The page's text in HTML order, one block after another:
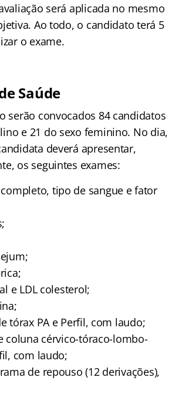
será aplicada no mesmo
Ao todo, o candidato terá 5
o exame.
Saúde
serão convocados 84 candidatos
e 21 do sexo feminino. No dia,
deverá apresentar,
os seguintes exames:
tipo de sangue e fator
e LDL colesterol;
tórax PA e Perfil, com laudo;
coluna cérvico-tóraco-lombo-
com laudo;
de repouso (12 derivações),